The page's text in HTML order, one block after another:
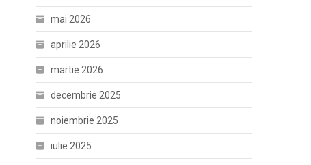
mai 2026
aprilie 2026
martie 2026
decembrie 2025
noiembrie 2025
iulie 2025